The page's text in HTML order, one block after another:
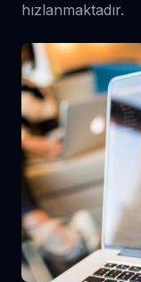
hızlanmaktadır.